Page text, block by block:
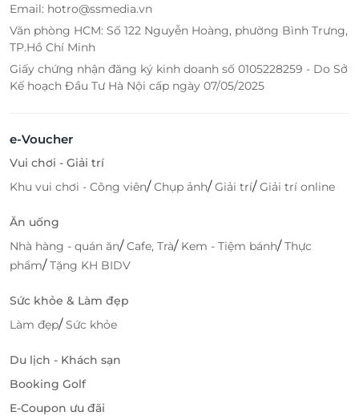
Email: hotro@ssmedia.vn
Văn phòng HCM: Số 122 Nguyễn Hoàng, phường Bình Trưng,
TP.Hồ Chí Minh
Giấy chứng nhận đăng ký kinh doanh số 0105228259 - Do Sở
Kế hoạch Đầu Tư Hà Nội cấp ngày 07/05/2025
e-Voucher
Vui chơi - Giải trí
Khu vui chơi - Công viên/Chụp ảnh/Giải trí/Giải trí online
Ăn uống
Nhà hàng - quán ăn/Cafe, Trà/ Kem - Tiệm bánh/Thực
phẩm/Tặng KH BIDV
Sức khỏe & Làm đẹp
Làm đẹp/Sức khỏe
Du lịch - Khách sạn
Booking Golf
E-Coupon ưu đãi